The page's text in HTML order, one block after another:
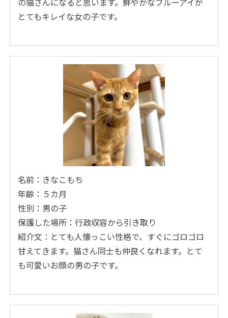
とてもキレイな女の子です。
名前：きなこもち
年齢：５カ月
性別：男の子
保護した場所：行政収容から引き取り
紹介文：とても人懐っこい性格で、すぐにゴロゴロ
甘えてきます。猫さん同士も仲良くなれます。とて
も可愛いお顔の男の子です。